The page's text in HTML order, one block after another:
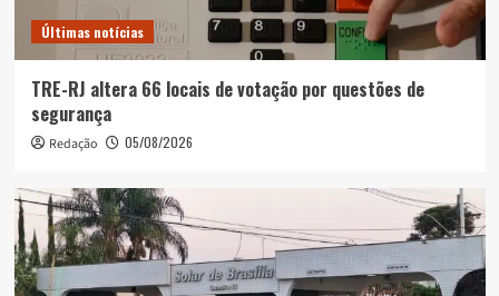
Últimas notícias
TRE-RJ altera 66 locais de votação por questões de
segurança
Redação 05/08/2026